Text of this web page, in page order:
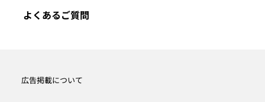
よくあるご質問
広告掲載について